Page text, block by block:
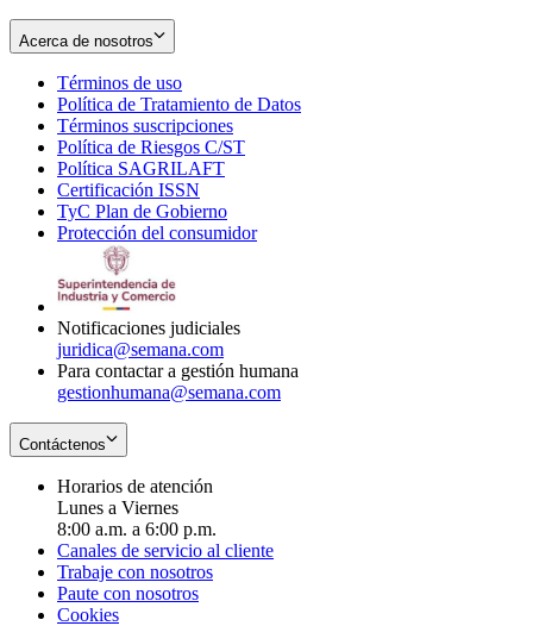
Acerca de nosotros
Términos de uso
in
new
window
Política de Tratamiento de Datos
Términos suscripciones
in
Política de Riesgos C/ST
Política SAGRILAFT
new
window
Certificación ISSN
in
new
TyC Plan de Gobierno
in
Protección del consumidorOpens
Notificaciones judiciales
juridica@semana.com
Para contactar a gestión humana
gestionhumana@semana.com
Contáctenos
Horarios de atención
Lunes a Viernes
8:00 a.m. a 6:00 p.m.
Canales de servicio al cliente
Trabaje con nosotros
Paute con nosotros
Cookies